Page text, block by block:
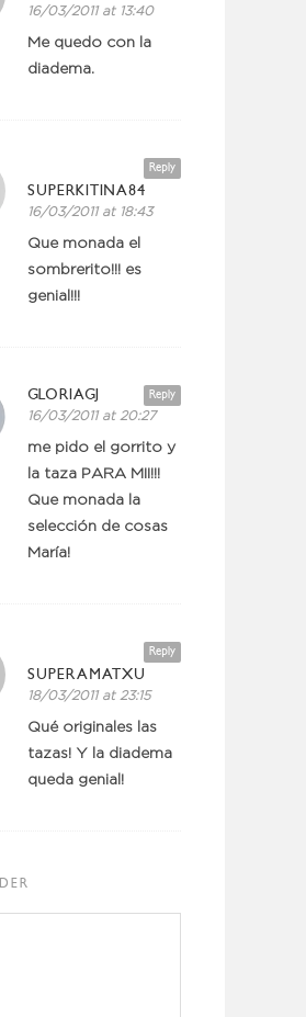
16/03/2011 at 13:40
Me quedo con la
diadema.
Reply
SUPERKITINA84
16/03/2011 at 18:43
Que monada el
sombrerito!!! es
genial!!!
Reply
GLORIAGJ
16/03/2011 at 20:27
me pido el gorrito y
la taza PARA MII!!!
Que monada la
selección de cosas
María!
Reply
SUPERAMATXU
18/03/2011 at 23:15
Qué originales las
tazas! Y la diadema
queda genial!